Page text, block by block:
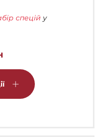
спецій у